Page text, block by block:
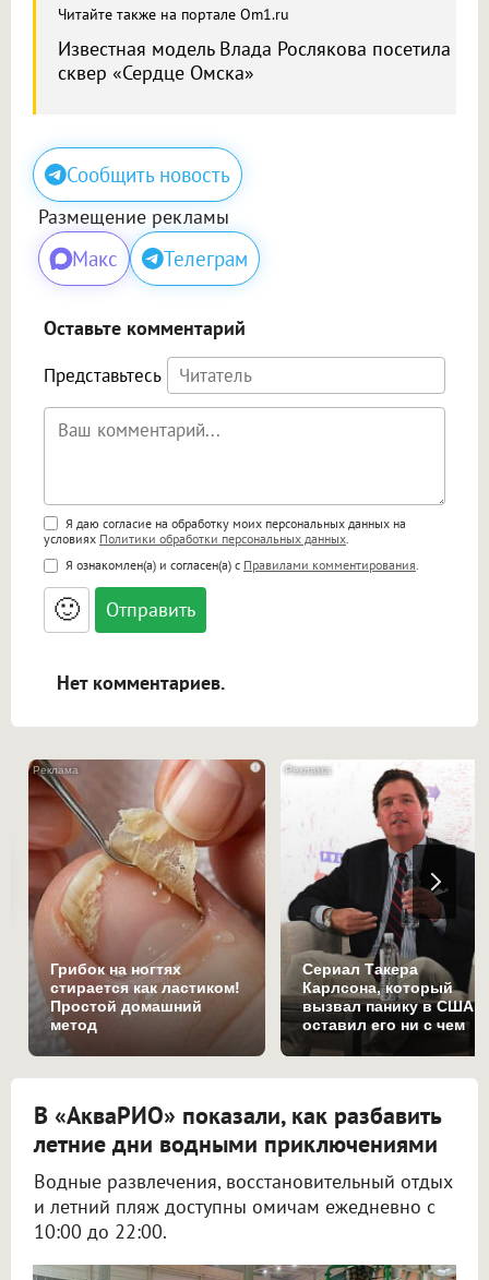
Читайте также на портале Om1.ru
Известная модель Влада Рослякова посетила
сквер «Сердце Омска»
Сообщить новость
Размещение рекламы
Макс Телеграм
Оставьте комментарий
Представьтесь
Поддержка HTML
<b>, <strong>, <u>, <i>, <em>, <s>, <big>,
<small>, <sup>, <sub>, <pre>, <ul>, <ol>, <li>,
<blockquote>, <code> экранирует HTML,
адреса URL автоматически становятся
ссылками, и [img]адрес[/img] будет
Я даю согласие на обработку моих персональных данных на
условиях Политики обработки персональных данных.
Я ознакомлен(а) и согласен(а) с Правилами комментирования.
🙂
Нет комментариев.
i
Грибок на ногтях
стирается как ластиком!
Простой домашний
метод
Сериал Такера
Карлсона, который
вызвал панику в США и
оставил его ни с чем
В «АкваРИО» показали, как разбавить
летние дни водными приключениями
Водные развлечения, восстановительный отдых
и летний пляж доступны омичам ежедневно с
10:00 до 22:00.